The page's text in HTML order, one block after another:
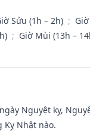
Sửu (1h – 2h) ;
; Giờ Mùi (13h –
Nguyệt kỵ,
Kỵ Nhật nào.